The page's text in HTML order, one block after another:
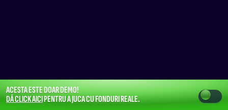
ACESTA ESTE DOAR DEMO!
DĂ CLICK AICIPENTRU A JUCA CU FONDURI REALE.